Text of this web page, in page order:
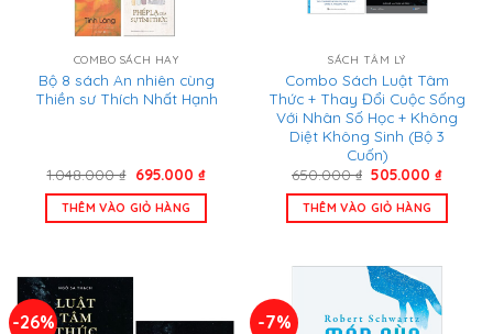
COMBO SÁCH HAY
Bộ 8 sách An nhiên cùng
Thiền sư Thích Nhất Hạnh
1.048.000₫ Giá
là:
1.048.000 ₫.
695.000 ₫Giá
tại
THÊM VÀO GIỎ HÀNG
SÁCH TÂM LÝ
Combo Sách Luật Tâm
Thức + Thay Đổi Cuộc Sống
Với Nhân Số Học + Không
Diệt Không Sinh (Bộ 3
Cuốn)
650.000₫ Giá
là:
650.000 ₫.
505.000₫Giá
tại
THÊM VÀO GIỎ HÀNG
-26% -7%